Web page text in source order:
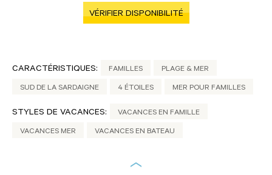
VÉRIFIER DISPONIBILITÉ
CARACTÉRISTIQUES: FAMILLES PLAGE & MER
SUD DE LA SARDAIGNE 4 ÉTOILES MER POUR FAMILLES
STYLES DE VACANCES: VACANCES EN FAMILLE
VACANCES MER VACANCES EN BATEAU